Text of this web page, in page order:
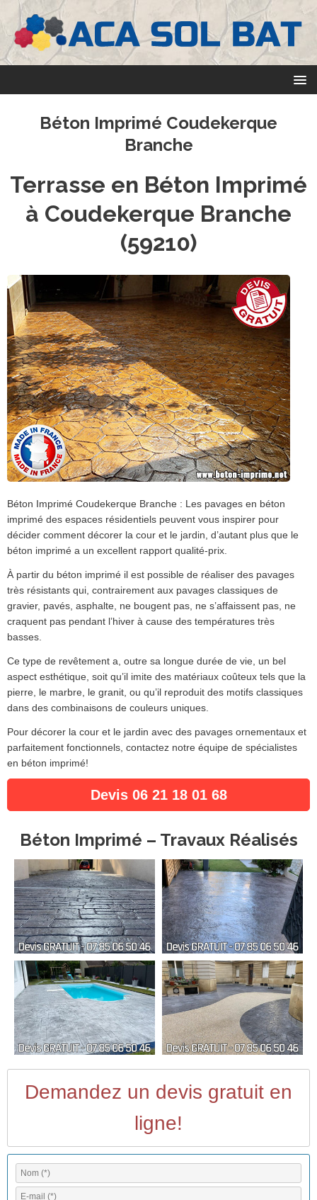
Béton Imprimé Coudekerque
Branche
Terrasse en Béton Imprimé
à Coudekerque Branche
(59210)
Béton Imprimé Coudekerque Branche : Les pavages en béton
imprimé des espaces résidentiels peuvent vous inspirer pour
décider comment décorer la cour et le jardin, d’autant plus que le
béton imprimé a un excellent rapport qualité-prix.
À partir du béton imprimé il est possible de réaliser des pavages
très résistants qui, contrairement aux pavages classiques de
gravier, pavés, asphalte, ne bougent pas, ne s’affaissent pas, ne
craquent pas pendant l’hiver à cause des températures très
basses.
Ce type de revêtement a, outre sa longue durée de vie, un bel
aspect esthétique, soit qu’il imite des matériaux coûteux tels que la
pierre, le marbre, le granit, ou qu’il reproduit des motifs classiques
dans des combinaisons de couleurs uniques.
Pour décorer la cour et le jardin avec des pavages ornementaux et
parfaitement fonctionnels, contactez notre équipe de spécialistes
en béton imprimé!
Devis 06 21 18 01 68
Béton Imprimé – Travaux Réalisés
Demandez un devis gratuit en
ligne!